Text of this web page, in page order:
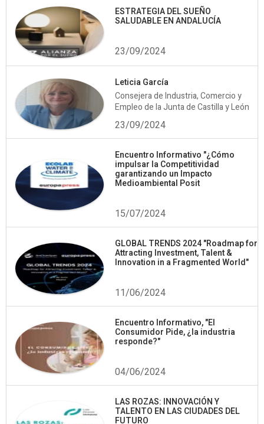
ESTRATEGIA DEL SUEÑO
SALUDABLE EN ANDALUCÍA
23/09/2024
Leticia García
Consejera de Industria, Comercio y
Empleo de la Junta de Castilla y León
23/09/2024
Encuentro Informativo "¿Cómo
impulsar la Competitividad
garantizando un Impacto
Medioambiental Posit
15/07/2024
GLOBAL TRENDS 2024 "Roadmap for
Attracting Investment, Talent &
Innovation in a Fragmented World"
11/06/2024
Encuentro Informativo, "El
Consumidor Pide, ¿la industria
responde?"
04/06/2024
LAS ROZAS: INNOVACIÓN Y
TALENTO EN LAS CIUDADES DEL
FUTURO